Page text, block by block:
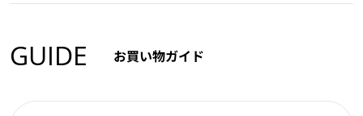
GUIDE お買い物ガイド